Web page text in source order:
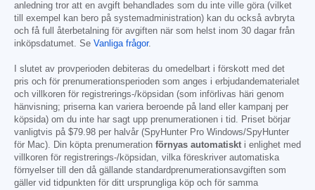
anledning tror att en avgift behandlades som du inte ville göra (vilket
till exempel kan bero på systemadministration) kan du också avbryta
och få full återbetalning för avgiften när som helst inom 30 dagar från
inköpsdatumet. Se Vanliga frågor.
I slutet av provperioden debiteras du omedelbart i förskott med det
pris och för prenumerationsperioden som anges i erbjudandematerialet
och villkoren för registrerings-/köpsidan (som införlivas häri genom
hänvisning; priserna kan variera beroende på land eller kampanj per
köpsida) om du inte har sagt upp prenumerationen i tid. Priset börjar
vanligtvis på $79.98 per halvår (SpyHunter Pro Windows/SpyHunter
för Mac). Din köpta prenumeration förnyas automatiskt i enlighet med
villkoren för registrerings-/köpsidan, vilka föreskriver automatiska
förnyelser till den då gällande standardprenumerationsavgiften som
gäller vid tidpunkten för ditt ursprungliga köp och för samma